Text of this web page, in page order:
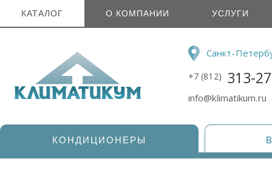
КАТАЛОГ О КОМПАНИИ УСЛУГИ
Санкт-
+7 (812) 313-
info@klimatikum.ru
КОНДИЦИОНЕРЫ